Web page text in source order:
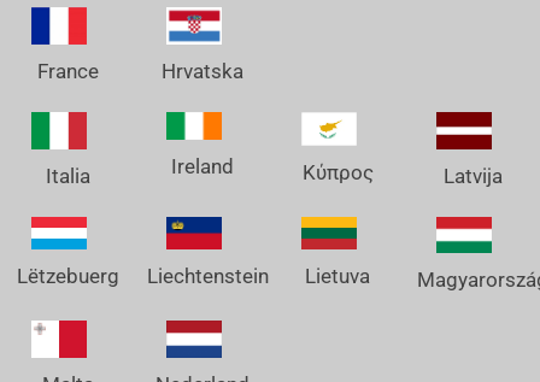
France Hrvatska
Italia Ireland Κύπρος Latvija
Lëtzebuerg Liechtenstein Lietuva